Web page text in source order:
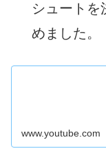
シュートを
めました。
www.youtube.com